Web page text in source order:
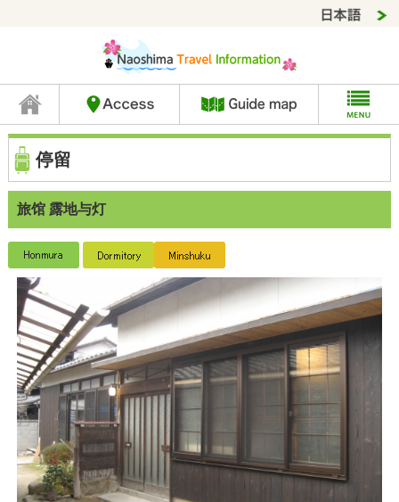
停留
旅馆 露地与灯